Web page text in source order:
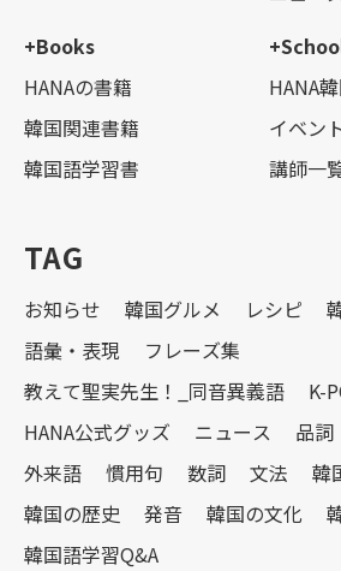
+Books
HANAの書籍
韓国関連書籍
韓国語学習書
HANA
イベン
講師一
TAG
お知らせ 韓国グルメ レシピ
語彙・表現
フレーズ集
教えて聖実先生！_同音異義語
K-
HANA公式グッズ
ニュース 品詞
外来語
慣用句 数詞 文法
韓
韓国の歴史
発音 韓国の文化
韓国語学習Q&A